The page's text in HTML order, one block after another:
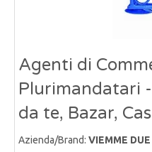
Agenti di
Plurimandatari
da te, Bazar,
Azienda/Brand: VIEMME